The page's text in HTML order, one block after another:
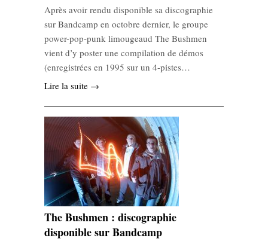
Après avoir rendu disponible sa discographie
sur Bandcamp en octobre dernier, le groupe
power-pop-punk limougeaud The Bushmen
vient d’y poster une compilation de démos
(enregistrées en 1995 sur un 4-pistes…
Lire la suite →
The Bushmen : discographie
disponible sur Bandcamp